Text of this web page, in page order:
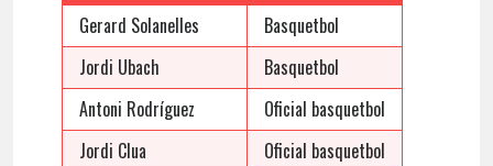
Gerard Solanelles
Basquetbol
Jordi Ubach
Basquetbol
Antoni Rodríguez
Oficial basquetbol
Jordi Clua
Oficial basquetbol